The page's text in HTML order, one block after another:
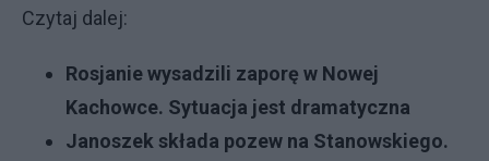
Czytaj dalej:
Rosjanie wysadzili zaporę w Nowej
Kachowce. Sytuacja jest dramatyczna
Janoszek składa pozew na Stanowskiego.